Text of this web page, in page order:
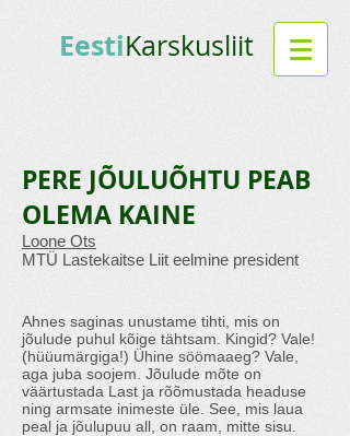
EestiKarskusliit
PERE JÕULUÕHTU PEAB
OLEMA KAINE
Loone Ots
MTÜ Lastekaitse Liit eelmine president
Ahnes saginas unustame tihti, mis on
jõulude puhul kõige tähtsam. Kingid? Vale!
(hüüumärgiga!) Ühine söömaaeg? Vale,
aga juba soojem. Jõulude mõte on
väärtustada Last ja rõõmustada headuse
ning armsate inimeste üle. See, mis laua
peal ja jõulupuu all, on raam, mitte sisu.